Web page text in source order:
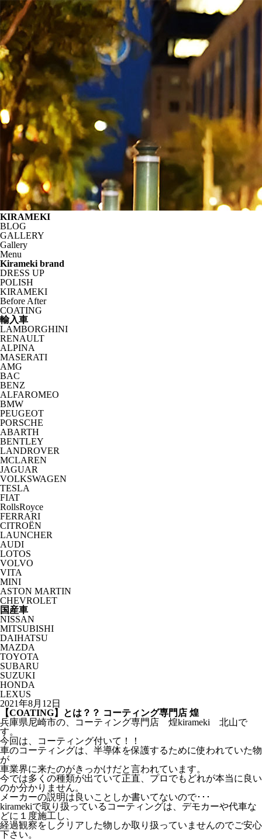
KIRAMEKI
BLOG
GALLERY
Gallery
Menu
Kirameki brand
DRESS UP
POLISH
KIRAMEKI
Before After
COATING
輸入車
LAMBORGHINI
RENAULT
ALPINA
MASERATI
AMG
BAC
BENZ
ALFAROMEO
BMW
PEUGEOT
PORSCHE
ABARTH
BENTLEY
LANDROVER
MCLAREN
JAGUAR
VOLKSWAGEN
TESLA
FIAT
RollsRoyce
FERRARI
CITROËN
LAUNCHER
AUDI
LOTOS
VOLVO
VITA
MINI
ASTON MARTIN
CHEVROLET
国産車
NISSAN
MITSUBISHI
DAIHATSU
MAZDA
TOYOTA
SUBARU
SUZUKI
HONDA
LEXUS
2021年8月12日
【COATING】とは？？ コーティング専門店 煌
兵庫県尼崎市の、コーティング専門店 煌kirameki 北山で
す。
今回は、コーティング付いて！！
車のコーティングは、半導体を保護するために使われていた物
が
車業界に来たのがきっかけだと言われています。
今では多くの種類が出ていて正直、プロでもどれが本当に良い
のか分かりません。
メーカーの説明は良いことしか書いてないので･･･
kiramekiで取り扱っているコーティングは、デモカーや代車な
どに１度施工し、
経過観察をしクリアした物しか取り扱っていませんのでご安心
下さい。